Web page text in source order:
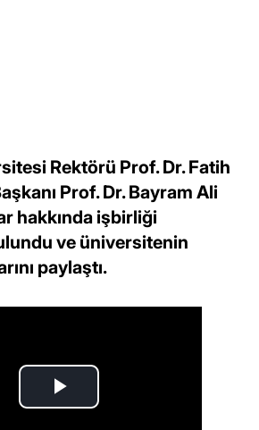
Rektörü Prof. Dr. Fatih
Prof. Dr. Bayram Ali
hakkında işbirliği
ve üniversitenin
paylaştı.